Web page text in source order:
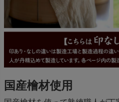
国産檜材使用